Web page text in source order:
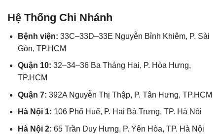
Hệ Thống Chi Nhánh
Bệnh viện: 33C–33D–33E Nguyễn Bỉnh Khiêm, P. Sài
Gòn, TP.HCM
Quận 10: 32–34–36 Ba Tháng Hai, P. Hòa Hưng,
TP.HCM
Quận 7: 392A Nguyễn Thị Thập, P. Tân Hưng, TP.HCM
Hà Nội 1: 106 Phố Huế, P. Hai Bà Trưng, TP. Hà Nội
Hà Nội 2: 65 Trần Duy Hưng, P. Yên Hòa, TP. Hà Nội